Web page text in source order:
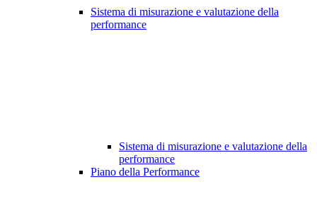
Sistema di misurazione e valutazione della
performance
Sistema di misurazione e valutazione della
performance
Piano della Performance